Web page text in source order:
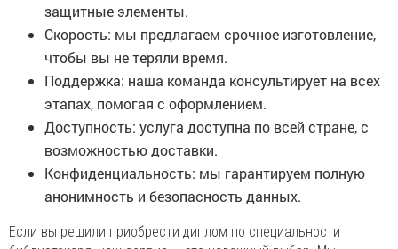
защитные элементы.
Скорость: мы предлагаем срочное изготовление,
чтобы вы не теряли время.
Поддержка: наша команда консультирует на всех
этапах, помогая с оформлением.
Доступность: услуга доступна по всей стране, с
возможностью доставки.
Конфиденциальность: мы гарантируем полную
анонимность и безопасность данных.
Если вы решили приобрести диплом по специальности